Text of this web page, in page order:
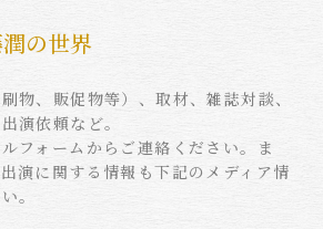
の世界
物、販促物等）、取材、雑誌対談、
演依頼など。
フォームからご連絡ください。ま
演に関する情報も下記のメディア情
。